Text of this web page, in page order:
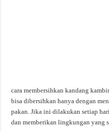
cara membersihkan kandang
bisa dibersihkan hanya dengan
pakan. Jika ini dilakukan setiap
dan memberikan lingkungan yang